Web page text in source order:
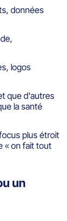
données
logos
que d'autres
la santé
plus étroit
« on fait tout
un